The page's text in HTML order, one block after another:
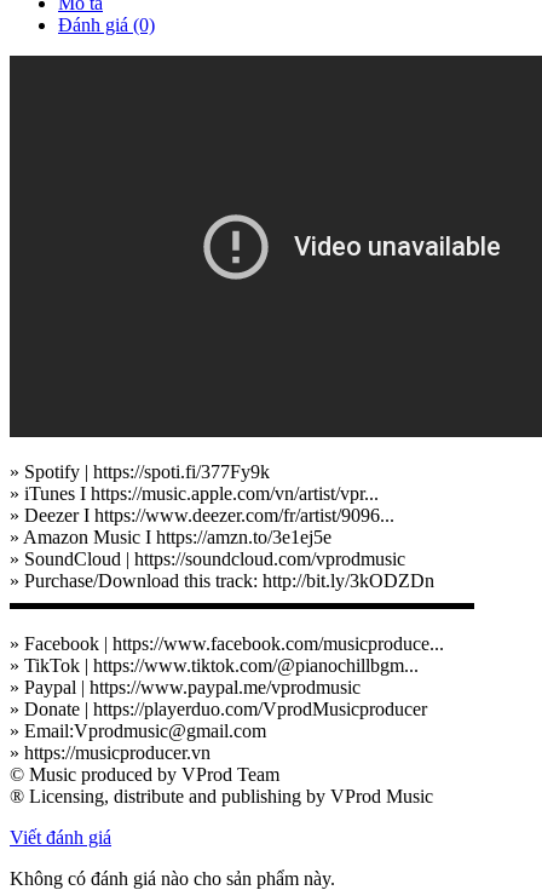
Đánh giá (0)
» Spotify | https://spoti.fi/377Fy9k
» iTunes I https://music.apple.com/vn/artist/vpr...
» Deezer I https://www.deezer.com/fr/artist/9096...
» Amazon Music I https://amzn.to/3e1ej5e
» SoundCloud | https://soundcloud.com/vprodmusic
» Purchase/Download this track: http://bit.ly/3kODZDn
▬▬▬▬▬▬▬▬▬▬▬▬▬▬▬▬▬▬▬▬▬▬▬▬
» Facebook | https://www.facebook.com/musicproduce...
» TikTok | https://www.tiktok.com/@pianochillbgm...
» Paypal | https://www.paypal.me/vprodmusic
» Donate | https://playerduo.com/VprodMusicproducer
» Email:Vprodmusic@gmail.com
» https://musicproducer.vn
© Music produced by VProd Team
® Licensing, distribute and publishing by VProd Music
Viết đánh giá
Không có đánh giá nào cho sản phẩm này.